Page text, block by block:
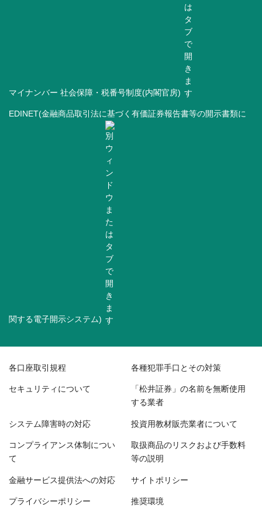
マイナンバー 社会保障・税番号制度(内閣官房)
EDINET(金融商品取引法に基づく有価証券報告書等の開示書類に
関する電子開示システム)
各口座取引規程 各種犯罪手口とその対策
セキュリティについて 「松井証券」の名前を無断使用
する業者
システム障害時の対応 投資用教材販売業者について
コンプライアンス体制につい
て
取扱商品のリスクおよび手数料
等の説明
金融サービス提供法への対応 サイトポリシー
プライバシーポリシー 推奨環境